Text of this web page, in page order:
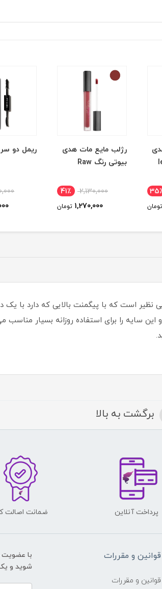
تومان
رژلب مایع مات هدی
بیوتی رنگ Raw
2,130,000 41٪
1,270,000 تومان
ریمل دو
نود هدی بیوتی یک محصول فوق العاده کاربردی با 9 رنگ بی نظیر است که با
سایه را برای استفاده روزانه بسیار
برگشت به بالا
پرداخت آنلاین ضمانت اصالت
قوانین و مقررات
قوانین و مقررات
با عضویت
شوید و یک بن خرید 25